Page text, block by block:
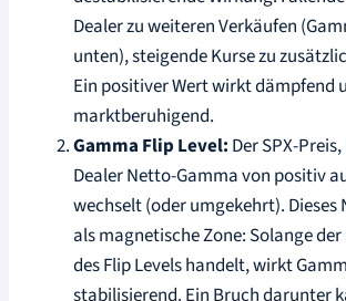
Dealer zu weiteren Verkäufen
unten), steigende Kurse zu
Ein positiver Wert wirkt dämpfend
marktberuhigend.
Gamma Flip Level: Der SPX-
Dealer Netto-Gamma von positiv
wechselt (oder umgekehrt).
als magnetische Zone: Solange
des Flip Levels handelt, wirkt
stabilisierend. Ein Bruch darunter